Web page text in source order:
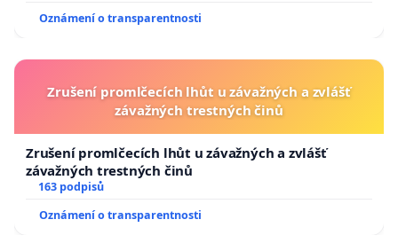
Oznámení o transparentnosti
Zrušení promlčecích lhůt u závažných a zvlášť
závažných trestných činů
Zrušení promlčecích lhůt u závažných a zvlášť
závažných trestných činů
163 podpisů
Oznámení o transparentnosti